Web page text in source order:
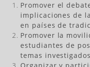
Promover el
implicaciones de
en países de
Promover la
estudiantes de
temas